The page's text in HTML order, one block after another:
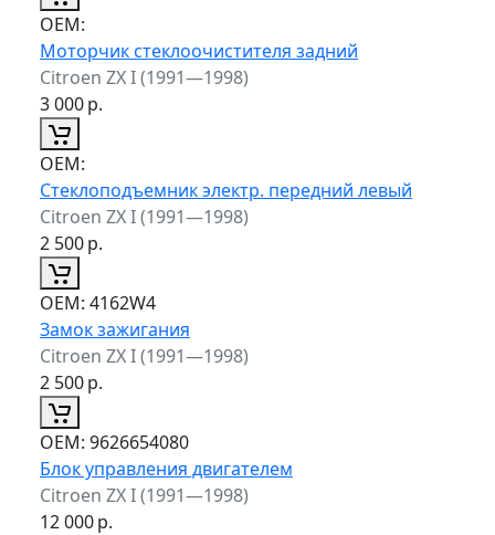
ОЕМ:
Моторчик стеклоочистителя задний
Citroen ZX I (1991—1998)
3 000р.
ОЕМ:
Стеклоподъемник электр. передний левый
Citroen ZX I (1991—1998)
2 500р.
ОЕМ: 4162W4
Замок зажигания
Citroen ZX I (1991—1998)
2 500р.
ОЕМ: 9626654080
Блок управления двигателем
Citroen ZX I (1991—1998)
12 000р.